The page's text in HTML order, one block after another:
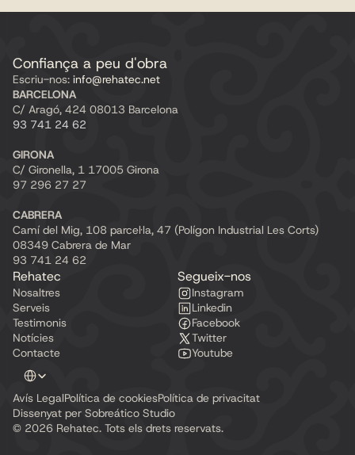
Confiança a peu d'obra
Escriu-nos: info@rehatec.net
BARCELONA
C/ Aragó, 424 08013 Barcelona
93 741 24 62
GIRONA
C/ Gironella, 1 17005 Girona
97 296 27 27
CABRERA
Camí del Mig, 108 parcel·la, 47 (Polígon Industrial Les Corts)
08349 Cabrera de Mar
93 741 24 62
Rehatec
Nosaltres
Serveis
Testimonis
Notícies
Contacte
Segueix-nos
Instagram
Linkedin
Facebook
Twitter
Youtube
Avís LegalPolítica de cookiesPolítica de privacitat
Dissenyat per Sobreático Studio
© 2026 Rehatec. Tots els drets reservats.